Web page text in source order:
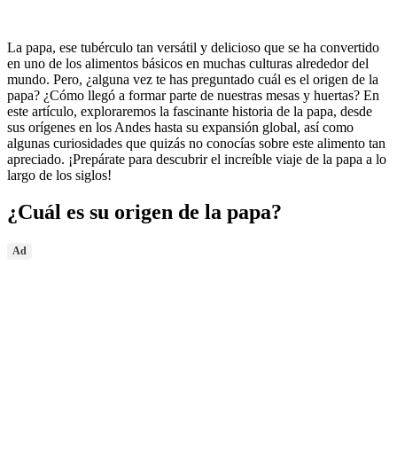
La papa, ese tubérculo tan versátil y delicioso que se ha convertido
en uno de los alimentos básicos en muchas culturas alrededor del
mundo. Pero, ¿alguna vez te has preguntado cuál es el origen de la
papa? ¿Cómo llegó a formar parte de nuestras mesas y huertas? En
este artículo, exploraremos la fascinante historia de la papa, desde
sus orígenes en los Andes hasta su expansión global, así como
algunas curiosidades que quizás no conocías sobre este alimento tan
apreciado. ¡Prepárate para descubrir el increíble viaje de la papa a lo
largo de los siglos!
¿Cuál es su origen de la papa?
Ad